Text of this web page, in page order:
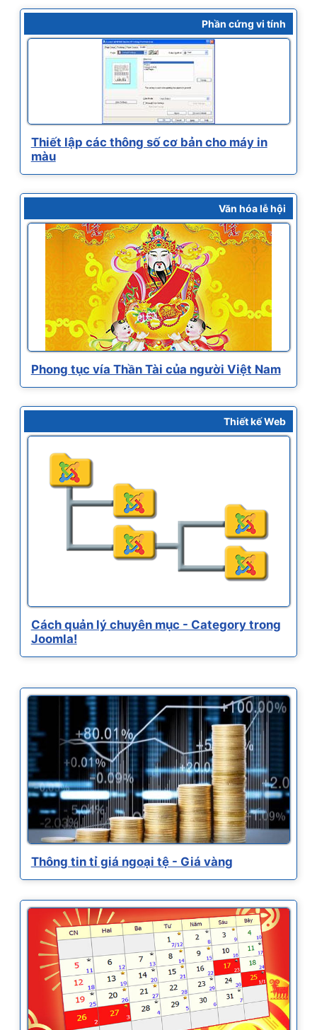
Phần cứng vi tính
Thiết lập các thông số cơ bản cho máy in
màu
Văn hóa lễ hội
Phong tục vía Thần Tài của người Việt Nam
Thiết kế Web
Cách quản lý chuyên mục - Category trong
Joomla!
Thông tin tỉ giá ngoại tệ - Giá vàng